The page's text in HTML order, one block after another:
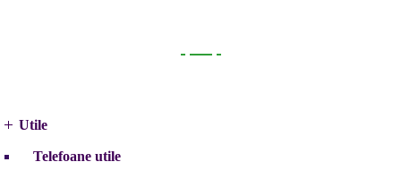
Utile
Telefoane utile